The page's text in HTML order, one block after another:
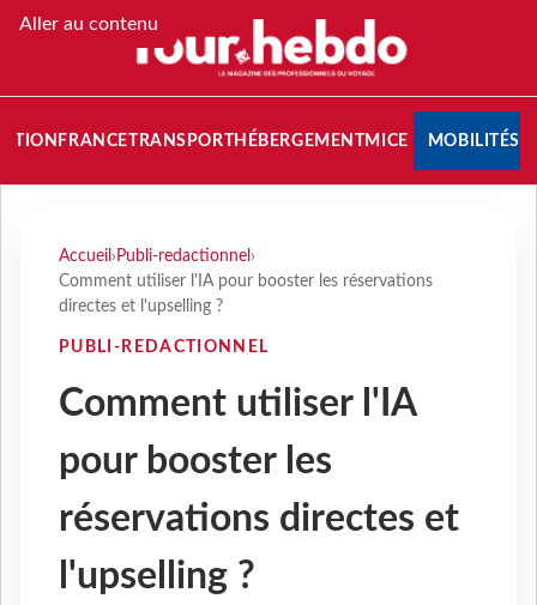
Aller au contenu
FRANCETRANSPORT HÉBERGEMENTMICE MOBILITÉS
Accueil › Publi-redactionnel ›
Comment utiliser l'IA pour booster les réservations
directes et l'upselling ?
PUBLI-REDACTIONNEL
Comment utiliser l'IA
pour booster les
réservations directes et
l'upselling ?